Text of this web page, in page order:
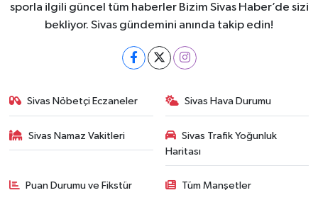
sporla ilgili güncel tüm haberler Bizim Sivas Haber’de sizi
bekliyor. Sivas gündemini anında takip edin!
Sivas Nöbetçi Eczaneler Sivas Hava Durumu
Sivas Namaz Vakitleri
Sivas Trafik Yoğunluk
Haritası
Puan Durumu ve Fikstür Tüm Manşetler